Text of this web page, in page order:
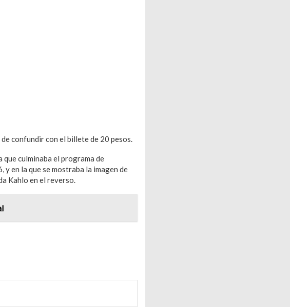
confundir con el billete de 20 pesos.
culminaba el programa de
en la que se mostraba la imagen de
Kahlo en el reverso.